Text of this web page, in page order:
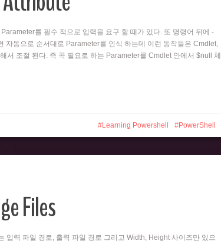
를 필수 적으로 입력을 요구 할 때가 있다. 또 명령어 뒤에 -
자동으로 순서대로 Parameter를 인식 하는데 이런 동작들은 Cmdlet,
서 조절 된다. 즉 꼭 필요로 하는 Parameter를 Cmdlet 안에서 $null 체
Learning Powershell PowerShell
Files
력 파일 경로, 출력 파일 경로 그리고 Width, Height 사이즈만 있으